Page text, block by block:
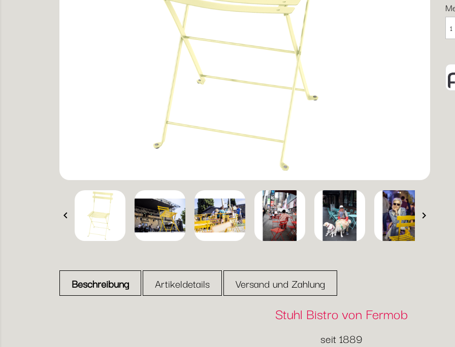
 
Beschreibung Artikeldetails Versand und Zahlung
Stuhl Bistro von Fermob
seit 1889